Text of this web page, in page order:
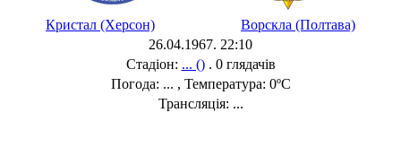
Кристал (Херсон)
Ворскла (Полтава)
26.04.1967. 22:10
Стадіон: ... (). 0 глядачів
Погода: ... , Температура: 0ºC
Трансляція: ...